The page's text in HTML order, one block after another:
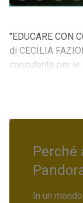
"EDUCARE CON
di CECILIA
consulente per le
Perché
In un